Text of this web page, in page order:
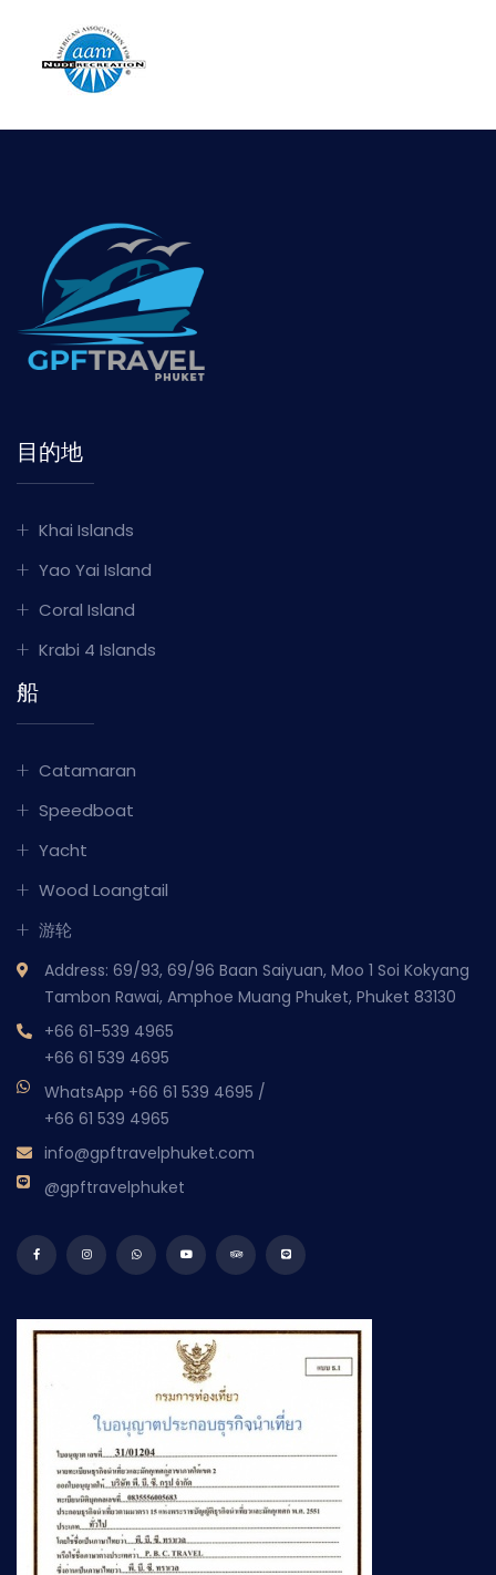
目的地
Khai Islands
Yao Yai Island
Coral Island
Krabi 4 Islands
船
Catamaran
Speedboat
Yacht
Wood Loangtail
游轮
Address: 69/93, 69/96 Baan Saiyuan, Moo 1 Soi Kokyang
Tambon Rawai, Amphoe Muang Phuket, Phuket 83130
+66 61-539 4965
+66 61 539 4695
WhatsApp +66 61 539 4695 /
+66 61 539 4965
info@gpftravelphuket.com
@gpftravelphuket